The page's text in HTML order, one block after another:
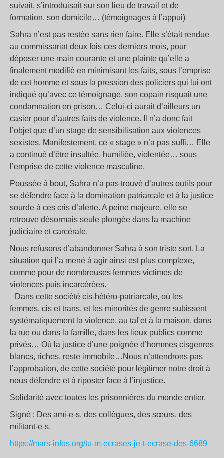
suivait, s’introduisait sur son lieu de travail et de
formation, son domicile… (témoignages à l’appui)
Sahra n’est pas restée sans rien faire. Elle s’était rendue
au commissariat deux fois ces derniers mois, pour
déposer une main courante et une plainte qu’elle a
finalement modifié en minimisant les faits, sous l’emprise
de cet homme et sous la pression des policiers qui lui ont
indiqué qu’avec ce témoignage, son copain risquait une
condamnation en prison… Celui-ci aurait d’ailleurs un
casier pour d’autres faits de violence. Il n’a donc fait
l’objet que d’un stage de sensibilisation aux violences
sexistes. Manifestement, ce « stage » n’a pas suffi… Elle
a continué d’être insultée, humiliée, violentée… sous
l’emprise de cette violence masculine.
Poussée à bout, Sahra n’a pas trouvé d’autres outils pour
se défendre face à la domination patriarcale et à la justice
sourde à ces cris d’alerte. A peine majeure, elle se
retrouve désormais seule plongée dans la machine
judiciaire et carcérale.
Nous refusons d’abandonner Sahra à son triste sort. La
situation qui l’a mené à agir ainsi est plus complexe,
comme pour de nombreuses femmes victimes de
violences puis incarcérées.
Dans cette société cis-hétéro-patriarcale, où les
femmes, cis et trans, et les minorités de genre subissent
systématiquement la violence, au taf et à la maison, dans
la rue ou dans la famille, dans les lieux publics comme
privés… Où la justice d’une poignée d’hommes cisgenres
blancs, riches, reste immobile…Nous n’attendrons pas
l’approbation, de cette société pour légitimer notre droit à
nous défendre et à riposter face à l’injustice.
Solidarité avec toutes les prisonnières du monde entier.
Signé : Des ami-e-s, des collègues, des sœurs, des
militant-e-s.
https://mars-infos.org/tu-m-ecrases-je-t-ecrase-des-6689